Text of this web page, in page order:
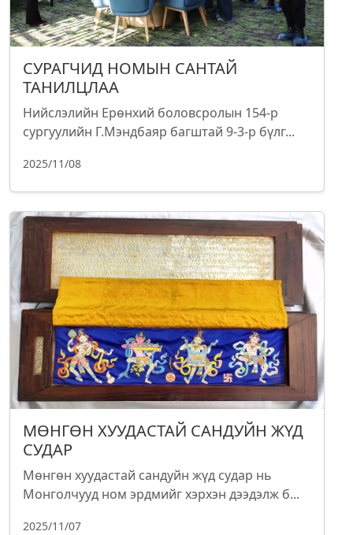
СУРАГЧИД НОМЫН САНТАЙ
ТАНИЛЦЛАА
Нийслэлийн Ерөнхий боловсролын 154-р
сургуулийн Г.Мэндбаяр багштай 9-3-р бүлг...
2025/11/08
МӨНГӨН ХУУДАСТАЙ САНДУЙН ЖҮД
СУДАР
Мөнгөн хуудастай сандуйн жүд судар нь
Монголчууд ном эрдмийг хэрхэн дээдэлж б...
2025/11/07